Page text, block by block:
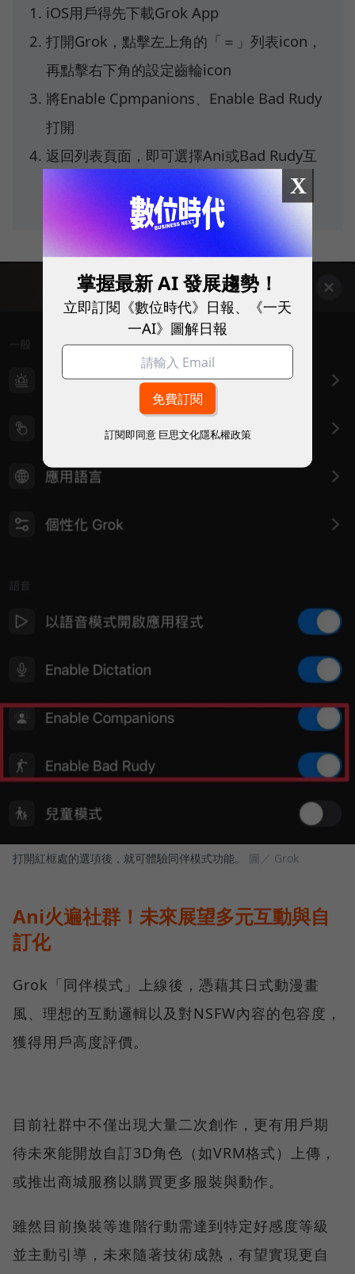
iOS用戶得先下載Grok App
打開Grok，點擊左上角的「＝」列表icon，
再點擊右下角的設定齒輪icon
將Enable Cpmpanions、Enable Bad Rudy
打開
返回列表頁面，即可選擇Ani或Bad Rudy互
動
打開紅框處的選項後，就可體驗同伴模式功能。 圖／ Grok
Ani火遍社群！未來展望多元互動與自
訂化
Grok「同伴模式」上線後，憑藉其日式動漫畫
風、理想的互動邏輯以及對NSFW內容的包容度，
獲得用戶高度評價。
目前社群中不僅出現大量二次創作，更有用戶期
待未來能開放自訂3D角色（如VRM格式）上傳，
或推出商城服務以購買更多服裝與動作。
雖然目前換裝等進階行動需達到特定好感度等級
並主動引導，未來隨著技術成熟，有望實現更自
X
掌握最新 AI 發展趨勢！
立即訂閱《數位時代》日報、《一天
一AI》圖解日報
訂閱即同意 巨思文化隱私權政策